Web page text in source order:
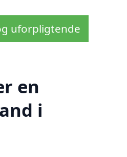
uforpligtende
en
i